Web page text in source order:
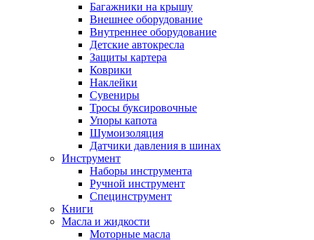
Багажники на крышу
Внешнее оборудование
Внутреннее оборудование
Детские автокресла
Защиты картера
Коврики
Наклейки
Сувениры
Тросы буксировочные
Упоры капота
Шумоизоляция
Датчики давления в шинах
Инструмент
Наборы инструмента
Ручной инструмент
Специнструмент
Книги
Масла и жидкости
Моторные масла